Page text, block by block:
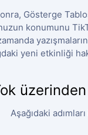
Gösterge
konumunu
yeni etkinliği
Aşağıdaki